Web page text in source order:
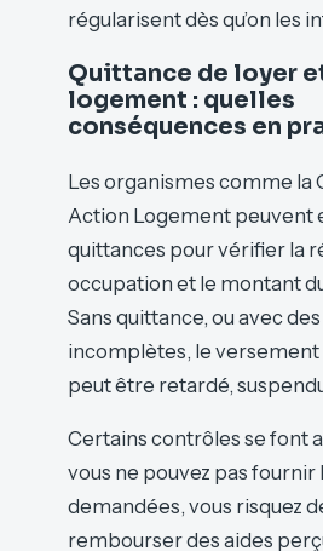
régularisent dès qu’on les
Quittance de loyer
logement : quelles
conséquences en
Les organismes comme la
Action Logement peuvent
quittances pour vérifier la
occupation et le montant
Sans quittance, ou avec
incomplètes, le versement
peut être retardé,
Certains contrôles se font
vous ne pouvez pas fournir
demandées, vous risquez
rembourser des aides